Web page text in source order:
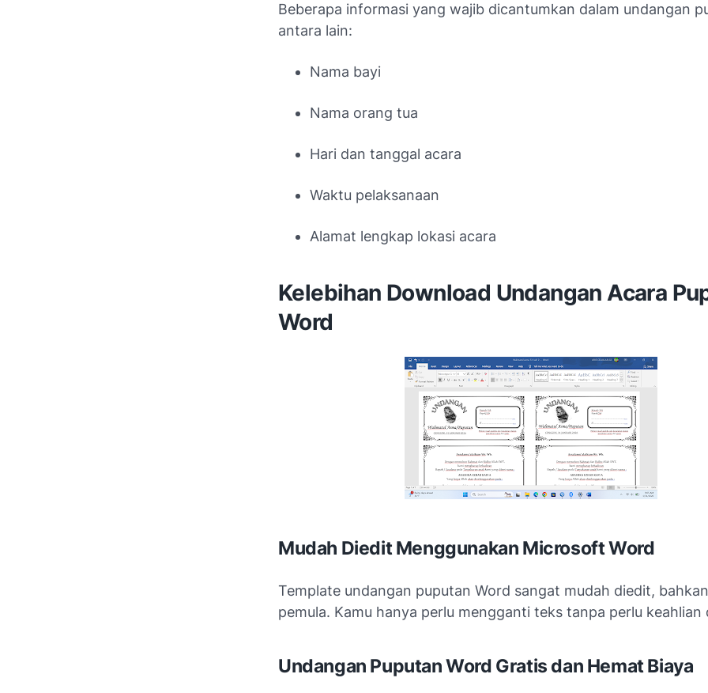
Beberapa informasi yang wajib dicantumkan dalam undangan
antara lain:
Nama bayi
Nama orang tua
Hari dan tanggal acara
Waktu pelaksanaan
Alamat lengkap lokasi acara
Kelebihan Download Undangan Acara
Word
Mudah Diedit Menggunakan Microsoft Word
Template undangan puputan Word sangat mudah diedit,
pemula. Kamu hanya perlu mengganti teks tanpa perlu keahlian
Undangan Puputan Word Gratis dan Hemat Biaya